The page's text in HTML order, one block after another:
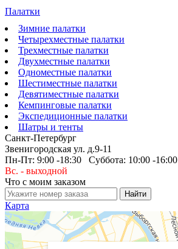
Палатки
Зимние палатки
Четырехместные палатки
Трехместные палатки
Двухместные палатки
Одноместные палатки
Шестиместные палатки
Девятиместные палатки
Кемпинговые палатки
Экспедиционные палатки
Шатры и тенты
Санкт-Петербург
Звенигородская ул. д.9-11
Пн-Пт: 9:00 -18:30 Суббота: 10:00 -16:00
Вс. - выходной
Что с моим заказом
Карта